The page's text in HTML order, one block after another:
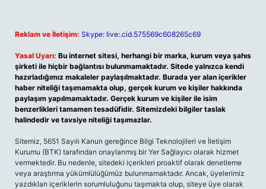
Reklam ve İletişim: Skype: live:.cid.575569c608265c69
Yasal Uyarı: Bu internet sitesi, herhangi bir marka, kurum veya şahıs
şirketi ile hiçbir bağlantısı bulunmamaktadır. Sitede yalnızca kendi
hazırladığımız makaleler paylaşılmaktadır. Burada yer alan içerikler
haber niteliği taşımamakta olup, gerçek kurum ve kişiler hakkında
paylaşım yapılmamaktadır. Gerçek kurum ve kişiler ile isim
benzerlikleri tamamen tesadüfidir. Sitemizdeki bilgiler taslak
halindedir ve tavsiye niteliği taşımazlar.
Sitemiz, 5651 Sayılı Kanun gereğince Bilgi Teknolojileri ve İletişim
Kurumu (BTK) tarafından onaylanmış bir Yer Sağlayıcı olarak hizmet
vermektedir. Bu nedenle, sitedeki içerikleri proaktif olarak denetleme
veya araştırma yükümlülüğümüz bulunmamaktadır. Ancak, üyelerimiz
yazdıkları içeriklerin sorumluluğunu taşımakta olup, siteye üye olarak